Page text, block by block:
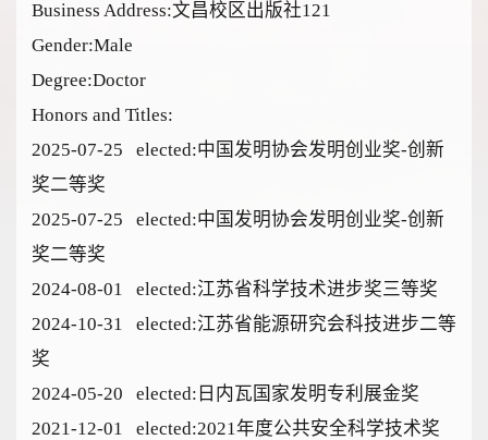
Business Address:文昌校区出版社121
Gender:Male
Degree:Doctor
Honors and Titles:
2025-07-25 elected:中国发明协会发明创业奖-创新
奖二等奖
2025-07-25 elected:中国发明协会发明创业奖-创新
奖二等奖
2024-08-01 elected:江苏省科学技术进步奖三等奖
2024-10-31 elected:江苏省能源研究会科技进步二等
奖
2024-05-20 elected:日内瓦国家发明专利展金奖
2021-12-01 elected:2021年度公共安全科学技术奖